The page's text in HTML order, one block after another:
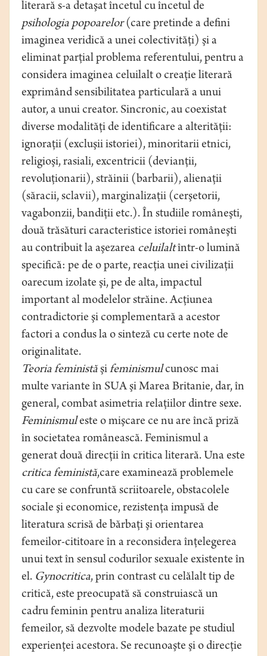
literară s-a detaşat încetul cu încetul de
psihologia popoarelor(care pretinde a defini
imaginea veridică a unei colectivităţi) şi a
eliminat parţial problema referentului, pentru a
considera imaginea celuilalt o creaţie literară
exprimând sensibilitatea particulară a unui
autor, a unui creator. Sincronic, au coexistat
diverse modalităţi de identificare a alterităţii:
ignoraţii (excluşii istoriei), minoritarii etnici,
religioşi, rasiali, excentricii (devianţii,
revoluţionarii), străinii (barbarii), alienaţii
(săracii, sclavii), marginalizaţii (cerşetorii,
vagabonzii, bandiţii etc.). În studiile româneşti,
două trăsături caracteristice istoriei româneşti
au contribuit la aşezarea celuilaltîntr-o lumină
specifică: pe de o parte, reacţia unei civilizaţii
oarecum izolate şi, pe de alta, impactul
important al modelelor străine. Acţiunea
contradictorie şi complementară a acestor
factori a condus la o sinteză cu certe note de
originalitate.
Teoria feministăşifeminismulcunosc mai
multe variante în SUA şi Marea Britanie, dar, în
general, combat asimetria relaţiilor dintre sexe.
Feminismuleste o mişcare ce nu are încă priză
în societatea românească. Feminismul a
generat două direcţii în critica literară. Una este
critica feministă,care examinează problemele
cu care se confruntă scriitoarele, obstacolele
sociale şi economice, rezistenţa impusă de
literatura scrisă de bărbaţi şi orientarea
femeilor-cititoare în a reconsidera înţelegerea
unui text în sensul codurilor sexuale existente în
el. Gynocritica, prin contrast cu celălalt tip de
critică, este preocupată să construiască un
cadru feminin pentru analiza literaturii
femeilor, să dezvolte modele bazate pe studiul
experienţei acestora. Se recunoaşte şi o direcţie